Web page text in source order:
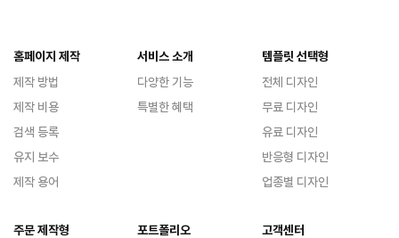
홈페이지 제작
제작 방법
제작 비용
검색 등록
유지 보수
제작 용어
서비스 소개
다양한 기능
특별한 혜택
템플릿 선택형
전체 디자인
무료 디자인
유료 디자인
반응형 디자인
업종별 디자인
주문 제작형
포트폴리오
고객센터